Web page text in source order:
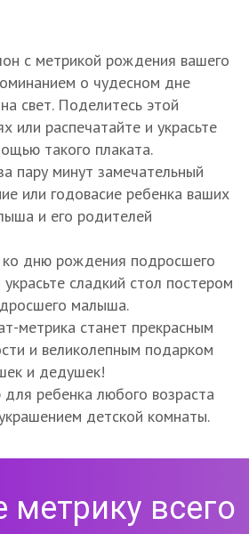
с метрикой рождения вашего
о чудесном дне
свет. Поделитесь этой
или распечатайте и украсьте
такого плаката.
пару минут замечательный
или годовасие ребенка ваших
и его родителей
ко дню рождения подросшего
сладкий стол постером
малыша.
метрика станет прекрасным
и великолепным подарком
и дедушек!
ребенка любого возраста
детской комнаты.
метрику всего